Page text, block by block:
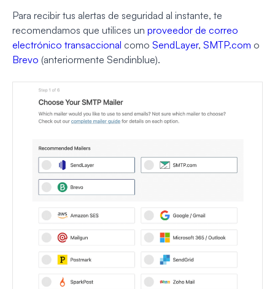
Para recibir tus alertas de seguridad al instante, te
recomendamos que utilices un proveedor de correo
electrónico transaccional como SendLayer, SMTP.com o
Brevo (anteriormente Sendinblue).